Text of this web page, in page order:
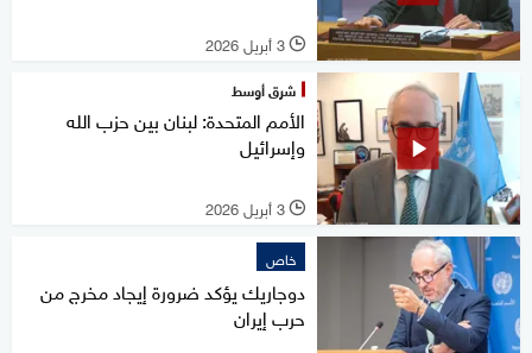
l 3 أبريل 2026
شرق أوسط
الأمم المتحدة: لبنان بين حزب الله
وإسرائيل
l 3 أبريل 2026
خاص
دوجاريك يؤكد ضرورة إيجاد مخرج من
حرب إيران